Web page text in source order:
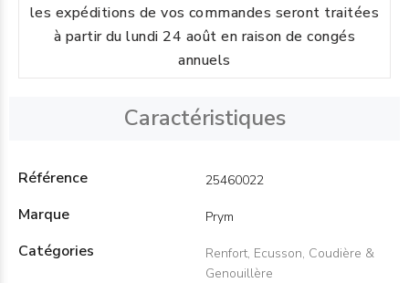
les expéditions de vos commandes seront traitées
à partir du lundi 24 août en raison de congés
annuels
Caractéristiques
Référence 25460022
Marque Prym
Catégories
Renfort, Ecusson, Coudière &
Genouillère